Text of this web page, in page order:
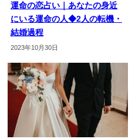
運命の恋占い｜あなたの身近
にいる運命の人◆2人の転機・
結婚過程
2023年10月30日